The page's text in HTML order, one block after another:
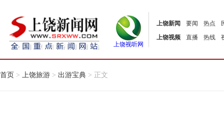
上饶视听网
上饶新闻 要闻 热点
上饶视频
直播 热线
首页 > 上饶旅游 > 出游宝典 > 正文